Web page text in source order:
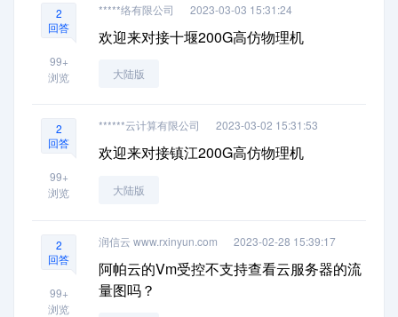
2
回答
99+
浏览
*****络有限公司 2023-03-03 15:31:24
欢迎来对接十堰200G高仿物理机
大陆版
2
回答
99+
浏览
******云计算有限公司 2023-03-02 15:31:53
欢迎来对接镇江200G高仿物理机
大陆版
2
回答
99+
浏览
润信云 www.rxinyun.com 2023-02-28 15:39:17
阿帕云的Vm受控不支持查看云服务器的流
量图吗？